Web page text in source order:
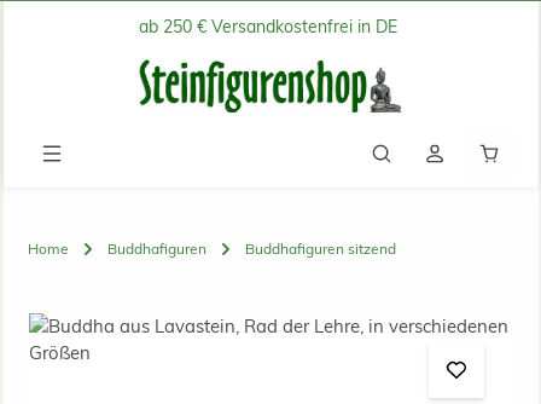
Zum Hauptinhalt springenab 250 € Versandkostenfrei in DE
Home Buddhafiguren Buddhafiguren sitzend
Bildergalerie überspringen